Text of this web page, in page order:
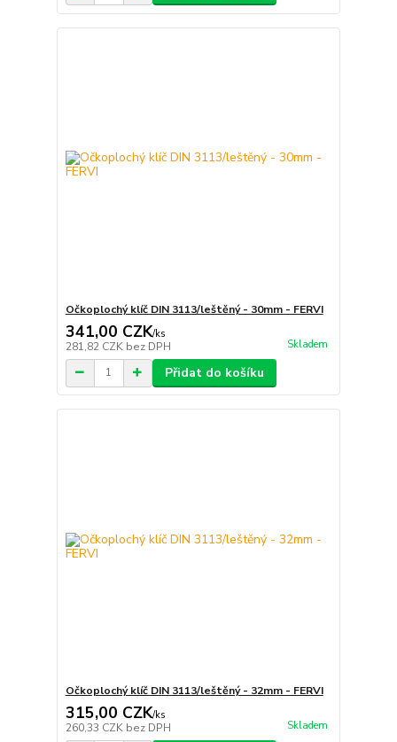
Očkoplochý klíč DIN 3113/leštěný - 30mm - FERVI
341,00 CZK/ks
281,82 CZK bez DPH Skladem
Přidat do košíku
Očkoplochý klíč DIN 3113/leštěný - 32mm - FERVI
315,00 CZK/ks
260,33 CZK bez DPH Skladem